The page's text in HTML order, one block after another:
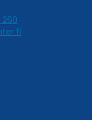
260